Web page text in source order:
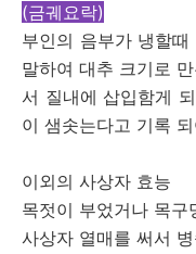
(금궤요락)
부인의 음부가 냉할
말하여 대추 크기로
서 질내에 삽입함게
이 샘솟는다고 기록
이외의 사상자 효능
목젓이 부었거나 목구
사상자 열매를 써서